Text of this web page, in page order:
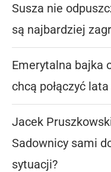
Susza nie
są najbardziej
Emerytalna bajka
chcą połączyć
Jacek
Sadownicy sami
sytuacji?